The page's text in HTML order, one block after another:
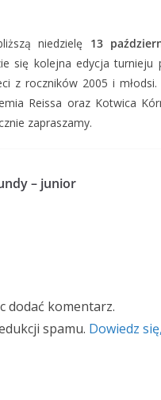
niedzielę 13
się kolejna edycja turnieju
z roczników 2005 i
Reissa oraz Kotwica
zapraszamy.
– junior
dodać komentarz.
spamu. Dowiedz